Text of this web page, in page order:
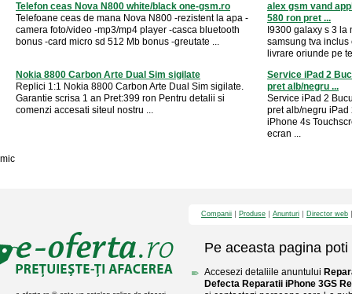
Telefon ceas Nova N800 white/black one-gsm.ro
Telefoane ceas de mana Nova N800 -rezistent la apa -
camera foto/video -mp3/mp4 player -casca bluetooth
bonus -card micro sd 512 Mb bonus -greutate ...
alex gsm vand
580 ron pret ...
I9300 galaxy s 3
samsung tva
livrare oriunde pe
Nokia 8800 Carbon Arte Dual Sim sigilate
Replici 1:1 Nokia 8800 Carbon Arte Dual Sim sigilate.
Garantie scrisa 1 an Pret:399 ron Pentru detalii si
comenzi accesati siteul nostru ...
Service iPad 2
pret alb/negru ...
Service iPad 2
pret alb/negru iPad
iPhone 4s
ecran ...
mic
Companii Produse Anunturi Director web
Pe aceasta pagina poti
Accesezi detaliile anuntului
Defecta Reparatii iPhone 3GS